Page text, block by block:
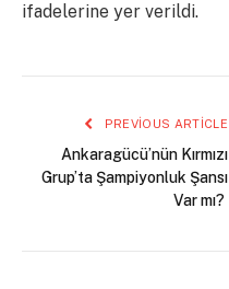
ifadelerine yer verildi.
PREVIOUS ARTICLE
Ankaragücü’nün Kırmızı
Grup’ta Şampiyonluk Şansı
Var mı?